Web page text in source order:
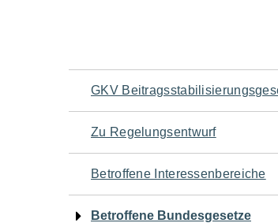
Navigation
für
den
Seiteninhalt
GKV
Zu Regelungsentwurf
Betroffene Interessenbereiche
Betroffene Bundesgesetze